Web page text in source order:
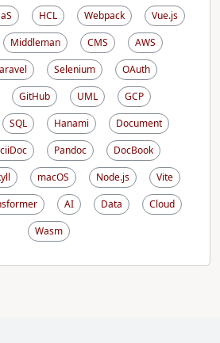
HCL Webpack
Vue.js
Middleman CMS
AWS
Selenium
OAuth
GitHub UML
GCP
SQL Hanami
Document
Pandoc
DocBook
macOS Node.js
Vite
AI Data
Cloud
Wasm